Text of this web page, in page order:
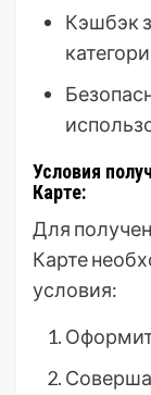
Кэшбэк
Условия
Карте:
Для
Карте
условия: